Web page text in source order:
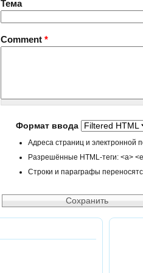
Тема
Comment *
Формат ввода
Адреса страниц и электронной
Разрешённые HTML-теги: <a>
Строки и параграфы